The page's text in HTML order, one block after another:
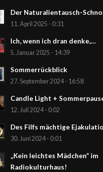
Der Naturalientausch-
11. April 2025 - 0:31
Ich, wenn ich dran denke,…
5. Januar 2025 - 14:39
Sommerrückblick
27. September 2024 - 16:58
Candle Light +
12. Juli 2024 - 0:02
Des Filfs mächtige
30. Juni 2024 - 0:01
„Kein leichtes Mädchen“ im
Radiokulturhaus!